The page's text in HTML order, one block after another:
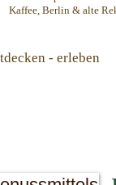
Kaffee, Berlin & alte
- erleben